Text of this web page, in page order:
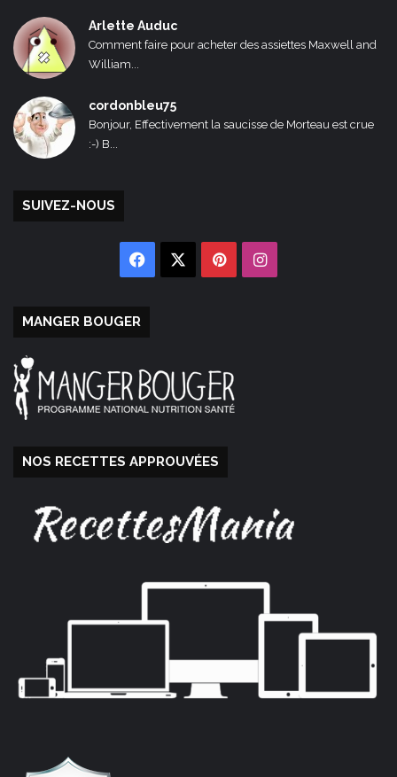
Arlette Auduc
Comment faire pour acheter des assiettes Maxwell and
William...
cordonbleu75
Bonjour, Effectivement la saucisse de Morteau est crue
:-) B...
SUIVEZ-NOUS
Facebook PinterestInstagram
MANGER BOUGER
NOS RECETTES APPROUVÉES